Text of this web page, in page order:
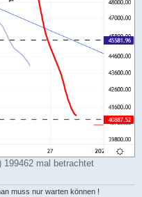
199462 mal betrachtet
muss nur warten können !